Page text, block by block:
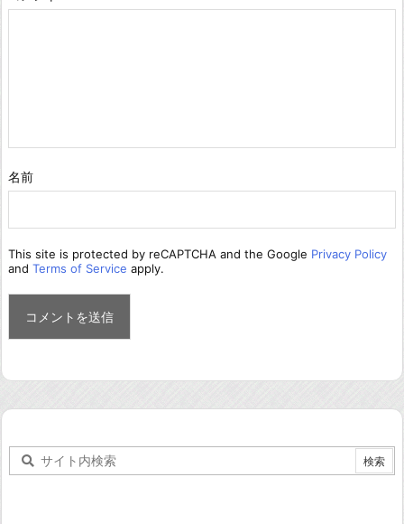
名前
This site is protected by reCAPTCHA and the Google Privacy Policy
and Terms of Service apply.